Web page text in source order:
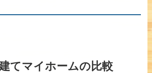
てマイホームの比較